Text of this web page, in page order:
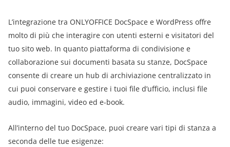
L’integrazione tra ONLYOFFICE DocSpace e WordPress offre
molto di più che interagire con utenti esterni e visitatori del
tuo sito web. In quanto piattaforma di condivisione e
collaborazione sui documenti basata su stanze, DocSpace
consente di creare un hub di archiviazione centralizzato in
cui puoi conservare e gestire i tuoi file d’ufficio, inclusi file
audio, immagini, video ed e-book.
All’interno del tuo DocSpace, puoi creare vari tipi di stanza a
seconda delle tue esigenze: